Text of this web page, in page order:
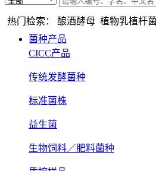
热门检索： 酿酒酵母 植物乳植杆
菌种产品
CICC产品
传统发酵菌种
标准菌株
益生菌
生物饲料／肥料菌种